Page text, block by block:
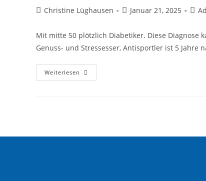
Christine Lüghausen Januar 21, 2025
Mit mitte 50 plötzlich Diabetiker. Diese Diagnose
Genuss- und Stressesser, Antisportler ist 5 Jahre
Weiterlesen